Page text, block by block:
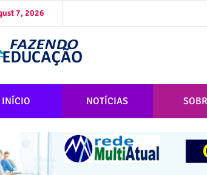
7, 2026
INÍCIO NOTÍCIAS